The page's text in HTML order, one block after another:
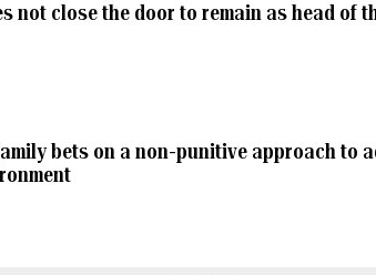
not close the door to remain as head of
bets on a non-punitive approach to